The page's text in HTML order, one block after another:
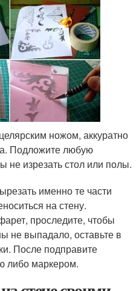
ножом, аккуратно
Подложите любую
не изрезать стол или полы.
именно те части
на стену.
проследите, чтобы
не выпадало, оставьте в
После подправите
либо маркером.